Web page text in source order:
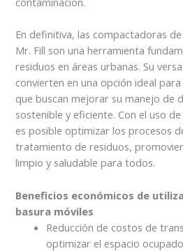
En definitiva, las compactadoras
Mr. Fill son una herramienta
residuos en áreas urbanas. Su
convierten en una opción ideal
que buscan mejorar su manejo de
sostenible y eficiente. Con el uso
es posible optimizar los procesos
tratamiento de residuos,
limpio y saludable para todos.
Beneficios económicos de
basura móviles
Reducción de costos de
optimizar el espacio